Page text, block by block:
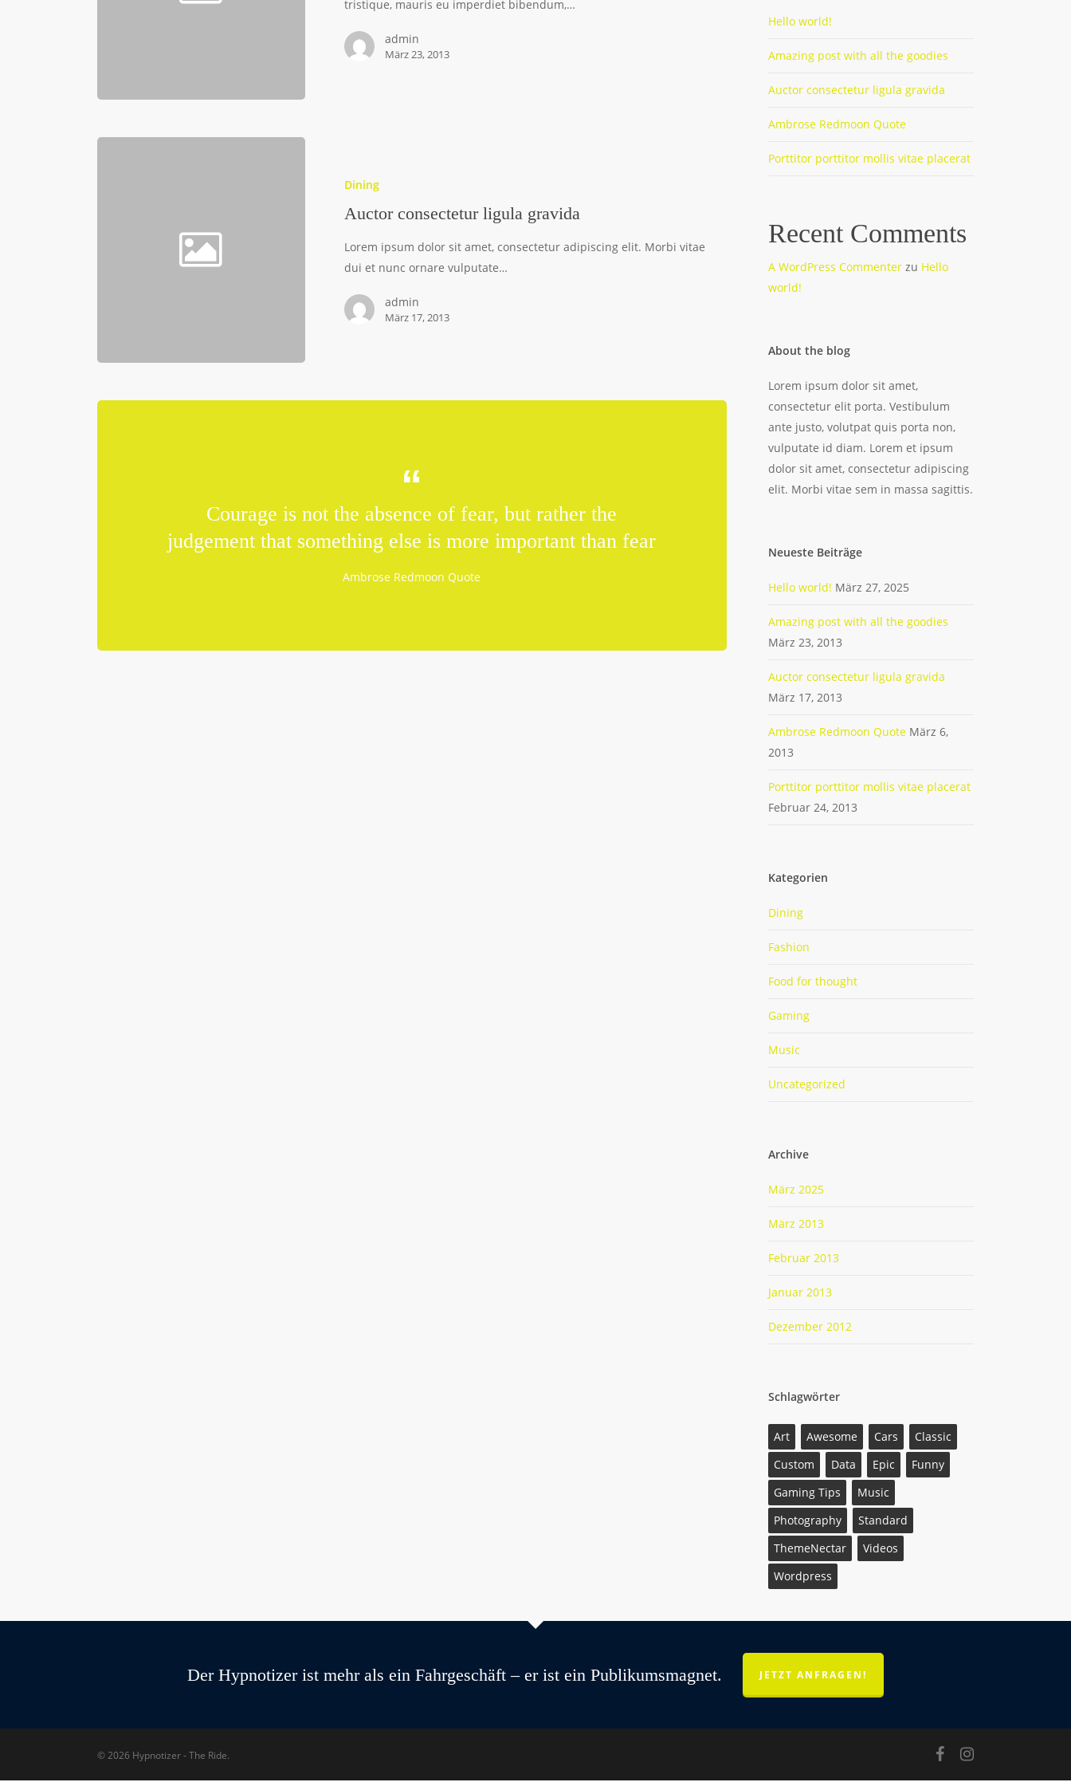
tristique, mauris eu imperdiet bibendum,…
admin
März 23, 2013
Dining
Auctor consectetur ligula gravida
Lorem ipsum dolor sit amet, consectetur adipiscing elit. Morbi vitae
dui et nunc ornare vulputate…
admin
März 17, 2013
Courage is not the absence of fear, but rather the
judgement that something else is more important than fear
Ambrose Redmoon Quote
Hello world!
Amazing post with all the goodies
Auctor consectetur ligula gravida
Ambrose Redmoon Quote
Porttitor porttitor mollis vitae placerat
Recent Comments
A WordPress Commenterzu Hello
world!
About the blog
Lorem ipsum dolor sit amet,
consectetur elit porta. Vestibulum
ante justo, volutpat quis porta non,
vulputate id diam. Lorem et ipsum
dolor sit amet, consectetur adipiscing
elit. Morbi vitae sem in massa sagittis.
Neueste Beiträge
Hello world! März 27, 2025
Amazing post with all the goodies
März 23, 2013
Auctor consectetur ligula gravida
März 17, 2013
Ambrose Redmoon Quote März 6,
2013
Porttitor porttitor mollis vitae placerat
Februar 24, 2013
Kategorien
Dining
Fashion
Food for thought
Gaming
Music
Uncategorized
Archive
März 2025
März 2013
Februar 2013
Januar 2013
Dezember 2012
Schlagwörter
Art Awesome Cars
Classic
Custom
Data Epic
Funny
Gaming Tips
Music
Photography
Standard
ThemeNectar
Videos
Wordpress
Der Hypnotizer ist mehr als ein Fahrgeschäft – er ist ein Publikumsmagnet. JETZT ANFRAGEN!
© 2026 Hypnotizer - The Ride. facebookinstagram